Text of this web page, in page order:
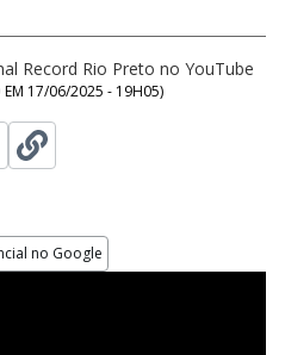
Record Rio Preto no YouTube
17/06/2025 - 19H05)
no Google